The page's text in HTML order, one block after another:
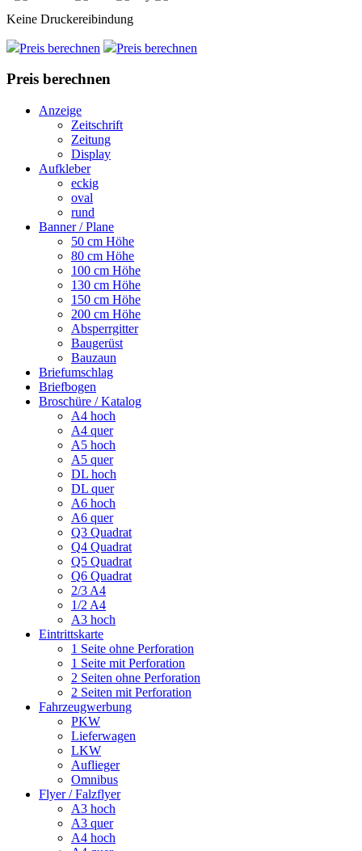
Keine Druckereibindung
Preis berechnen Preis berechnen
Preis berechnen
Anzeige
Zeitschrift
Zeitung
Display
Aufkleber
eckig
oval
rund
Banner / Plane
50 cm Höhe
80 cm Höhe
100 cm Höhe
130 cm Höhe
150 cm Höhe
200 cm Höhe
Absperrgitter
Baugerüst
Bauzaun
Briefumschlag
Briefbogen
Broschüre / Katalog
A4 hoch
A4 quer
A5 hoch
A5 quer
DL hoch
DL quer
A6 hoch
A6 quer
Q3 Quadrat
Q4 Quadrat
Q5 Quadrat
Q6 Quadrat
2/3 A4
1/2 A4
A3 hoch
Eintrittskarte
1 Seite ohne Perforation
1 Seite mit Perforation
2 Seiten ohne Perforation
2 Seiten mit Perforation
Fahrzeugwerbung
PKW
Lieferwagen
LKW
Auflieger
Omnibus
Flyer / Falzflyer
A3 hoch
A3 quer
A4 hoch